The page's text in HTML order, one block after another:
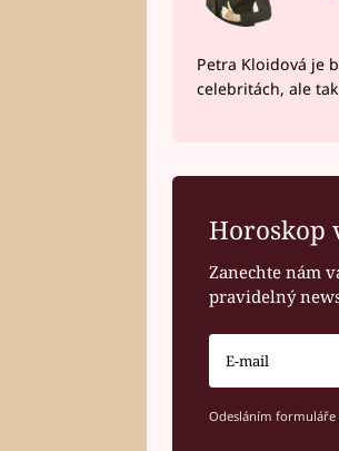
Petra Kloidová je
celebritách, ale
Horoskop
Zanechte nám
pravidelný
Odesláním formuláře